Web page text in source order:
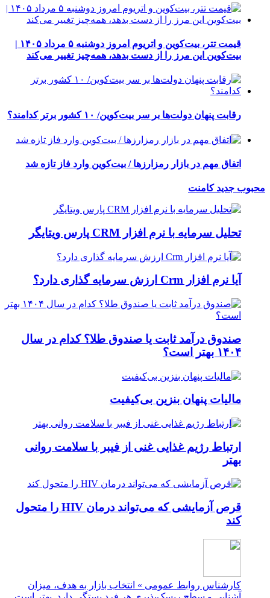
قیمت تتر، بیت‌کوین و اتریوم امروز دوشنبه ۵ مرداد ۱۴۰۵ |
بیت‌کوین این مرز را از دست بدهد، همه‌چیز تغییر می‌کند
رقابت پنهان دولت‌ها بر سر بیت‌کوین/ ۱۰ کشور برتر کدامند؟
اتفاق مهم در بازار رمزارزها / بیت‌کوین وارد فاز تازه شد
محبوب جدیدکامنت
تحلیل سرمایه با نرم افزار CRM پارس ویتایگر
آیا نرم افزار Crm ارزش سرمایه گذاری دارد؟
صندوق درآمد ثابت یا صندوق طلا؟ کدام در سال
۱۴۰۴ بهتر است؟
مالیات پنهان بنزین بی‌کیفیت
ارتباط رژیم غذایی غنی از فیبر با سلامت روانی
بهتر
قرص آزمایشی که می‌تواند درمان HIV را متحول
کند
کارشناس روابط عمومی » انتخاب بازار به هدف، میزان